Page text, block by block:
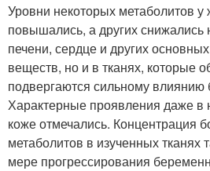
Уровни некоторых метаболитов у
повышались, а других снижались
печени, сердце и других
веществ, но и в тканях, которые
подвергаются сильному влиянию
Характерные проявления даже
коже отмечались. Концентрация
метаболитов в изученных тканях
мере прогрессирования